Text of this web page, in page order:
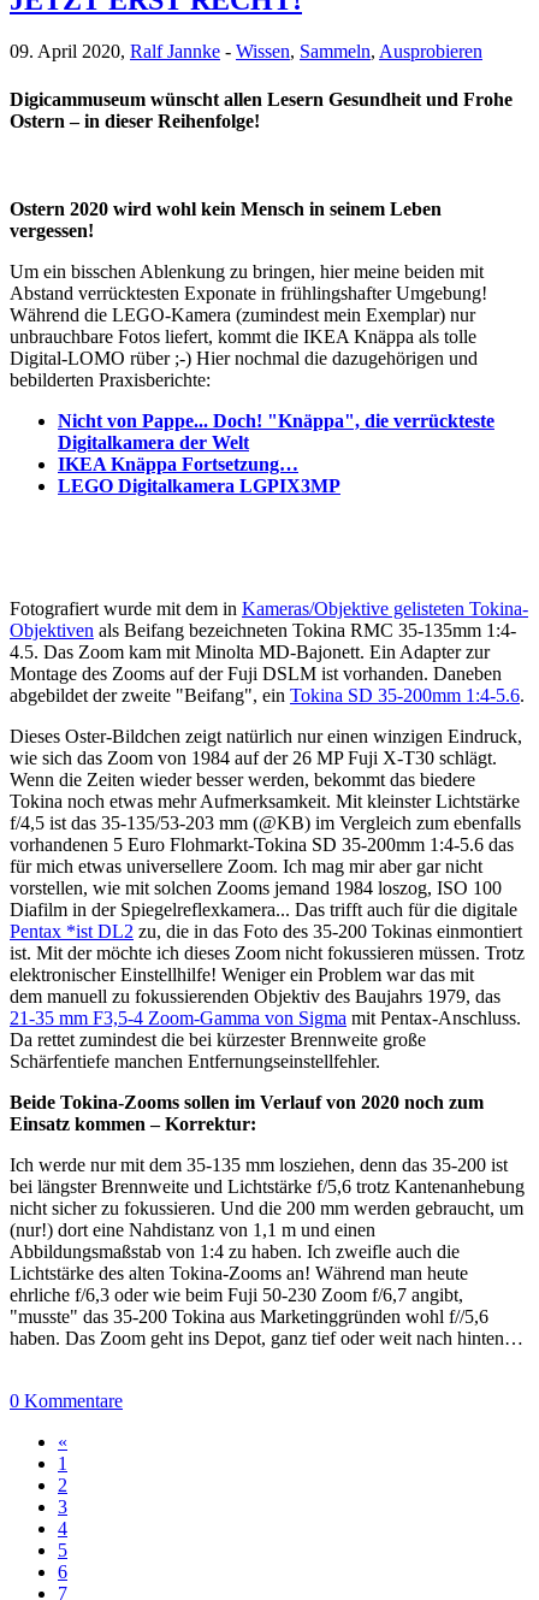
09. April 2020, Ralf Jannke - Wissen, Sammeln, Ausprobieren
Digicammuseum wünscht allen Lesern Gesundheit und Frohe
Ostern – in dieser Reihenfolge!
Ostern 2020 wird wohl kein Mensch in seinem Leben
vergessen!
Um ein bisschen Ablenkung zu bringen, hier meine beiden mit
Abstand verrücktesten Exponate in frühlingshafter Umgebung!
Während die LEGO-Kamera (zumindest mein Exemplar) nur
unbrauchbare Fotos liefert, kommt die IKEA Knäppa als tolle
Digital-LOMO rüber ;-) Hier nochmal die dazugehörigen und
bebilderten Praxisberichte:
Nicht von Pappe... Doch! "Knäppa", die verrückteste
Digitalkamera der Welt
IKEA Knäppa Fortsetzung…
LEGO Digitalkamera LGPIX3MP
Fotografiert wurde mit dem in Kameras/Objektive gelisteten Tokina-
Objektiven als Beifang bezeichneten Tokina RMC 35-135mm 1:4-
4.5. Das Zoom kam mit Minolta MD-Bajonett. Ein Adapter zur
Montage des Zooms auf der Fuji DSLM ist vorhanden. Daneben
abgebildet der zweite "Beifang", ein Tokina SD 35-200mm 1:4-5.6.
Dieses Oster-Bildchen zeigt natürlich nur einen winzigen Eindruck,
wie sich das Zoom von 1984 auf der 26 MP Fuji X-T30 schlägt.
Wenn die Zeiten wieder besser werden, bekommt das biedere
Tokina noch etwas mehr Aufmerksamkeit. Mit kleinster Lichtstärke
f/4,5 ist das 35-135/53-203 mm (@KB) im Vergleich zum ebenfalls
vorhandenen 5 Euro Flohmarkt-Tokina SD 35-200mm 1:4-5.6 das
für mich etwas universellere Zoom. Ich mag mir aber gar nicht
vorstellen, wie mit solchen Zooms jemand 1984 loszog, ISO 100
Diafilm in der Spiegelreflexkamera... Das trifft auch für die digitale
Pentax *ist DL2 zu, die in das Foto des 35-200 Tokinas einmontiert
ist. Mit der möchte ich dieses Zoom nicht fokussieren müssen. Trotz
elektronischer Einstellhilfe! Weniger ein Problem war das mit
dem manuell zu fokussierenden Objektiv des Baujahrs 1979, das
21-35 mm F3,5-4 Zoom-Gamma von Sigma mit Pentax-Anschluss.
Da rettet zumindest die bei kürzester Brennweite große
Schärfentiefe manchen Entfernungseinstellfehler.
Beide Tokina-Zooms sollen im Verlauf von 2020 noch zum
Einsatz kommen – Korrektur:
Ich werde nur mit dem 35-135 mm losziehen, denn das 35-200 ist
bei längster Brennweite und Lichtstärke f/5,6 trotz Kantenanhebung
nicht sicher zu fokussieren. Und die 200 mm werden gebraucht, um
(nur!) dort eine Nahdistanz von 1,1 m und einen
Abbildungsmaßstab von 1:4 zu haben. Ich zweifle auch die
Lichtstärke des alten Tokina-Zooms an! Während man heute
ehrliche f/6,3 oder wie beim Fuji 50-230 Zoom f/6,7 angibt,
"musste" das 35-200 Tokina aus Marketinggründen wohl f//5,6
haben. Das Zoom geht ins Depot, ganz tief oder weit nach hinten…
0 Kommentare
«
1
2
3
4
5
6
7